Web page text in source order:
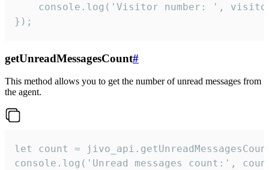
console.log('Visitor number: ',
});
getUnreadMessagesCount#
This method allows you to get the number of unread messages from
the agent.
let count =
console.log('Unread messages count:',